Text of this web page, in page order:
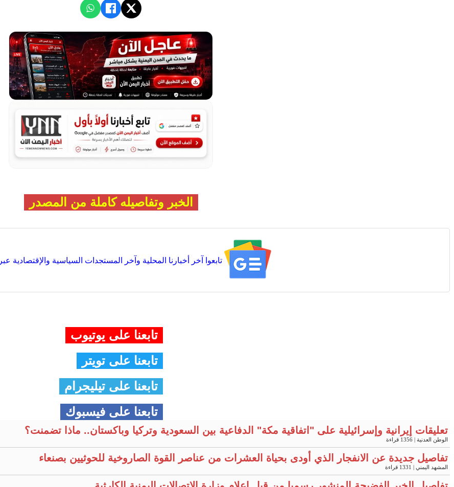
الخبر وتفاصيله كاملة من المصدر
تابعوا آخر أخبارنا المحلية وآخر المستجدات السياسية والإقتصادية عبر Google news
تابعنا على يوتيوب
تابعنا على تويتر
تابعنا على تيليجرام
تابعنا على فيسبوك
تعليقات إيرانية وإسرائيلية على "اتفاقية مكة" الدفاعية بين السعودية وتركيا وباكستان.. ماذا تضمنت؟
الوطن العدنية | 1356 قراءة
تفاصيل جديدة عن الانفجار الذي أودى بحياة العشرات من عناصر القوة الصاروخية للحوثيين بصنعاء
المشهد اليمني | 1331 قراءة